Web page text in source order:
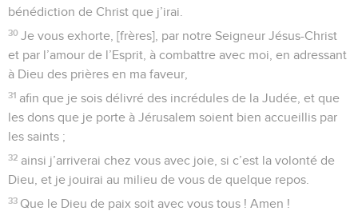
bénédiction de Christ que j’irai.
30 Je vous exhorte, [frères], par notre Seigneur Jésus-Christ
et par l’amour de l’Esprit, à combattre avec moi, en adressant
à Dieu des prières en ma faveur,
31 afin que je sois délivré des incrédules de la Judée, et que
les dons que je porte à Jérusalem soient bien accueillis par
les saints ;
32 ainsi j’arriverai chez vous avec joie, si c’est la volonté de
Dieu, et je jouirai au milieu de vous de quelque repos.
33 Que le Dieu de paix soit avec vous tous ! Amen !